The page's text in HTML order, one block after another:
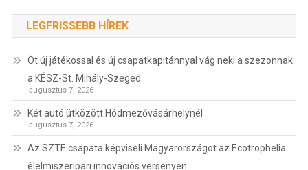
LEGFRISSEBB HÍREK
Öt új játékossal és új csapatkapitánnyal vág neki a szezonnak
a KÉSZ-St. Mihály-Szeged
augusztus 7, 2026
Két autó ütközött Hódmezővásárhelynél
augusztus 7, 2026
Az SZTE csapata képviseli Magyarországot az Ecotrophelia
élelmiszeripari innovációs versenyen